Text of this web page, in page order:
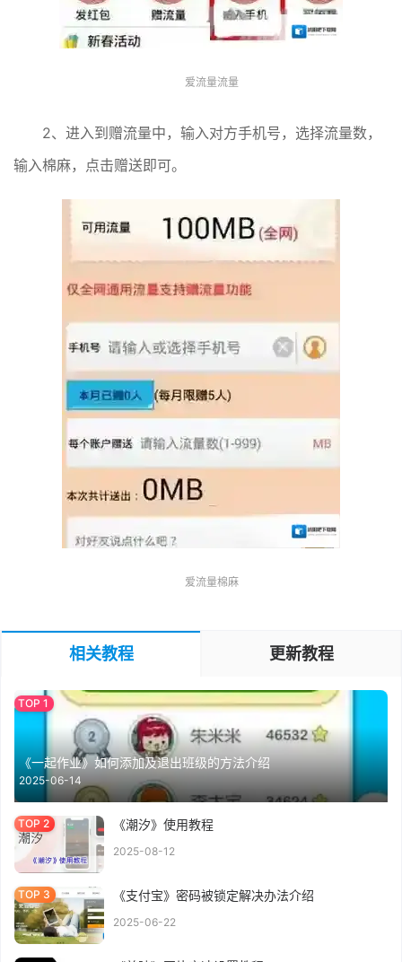
爱流量流量
2、进入到赠流量中，输入对方手机号，选择流量数，
输入棉麻，点击赠送即可。
爱流量棉麻
相关教程 更新教程
《一起作业》如何添加及退出班级的方法介绍
2025-06-14
《潮汐》使用教程
2025-08-12
《支付宝》密码被锁定解决办法介绍
2025-06-22